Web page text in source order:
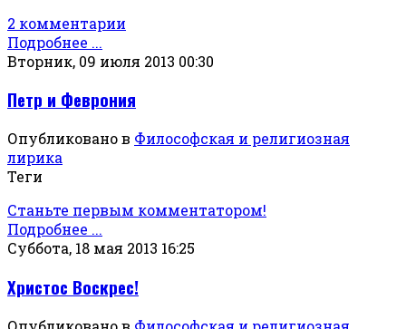
2 комментарии
Подробнее ...
Вторник, 09 июля 2013 00:30
Петр и Феврония
Опубликовано в Философская и религиозная
лирика
Теги
Станьте первым комментатором!
Подробнее ...
Суббота, 18 мая 2013 16:25
Христос Воскрес!